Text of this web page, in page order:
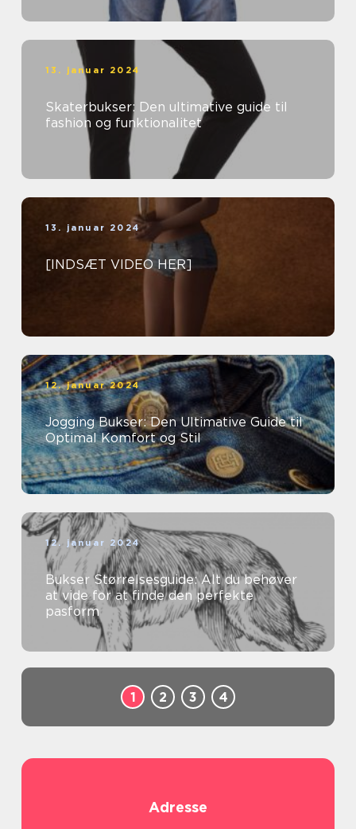
13. januar 2024
Skaterbukser: Den ultimative guide til
fashion og funktionalitet
13. januar 2024
[INDSÆT VIDEO HER]
12. januar 2024
Jogging Bukser: Den Ultimative Guide til
Optimal Komfort og Stil
12. januar 2024
Bukser Størrelsesguide: Alt du behøver
at vide for at finde den perfekte
pasform
1 2 3 4
Adresse